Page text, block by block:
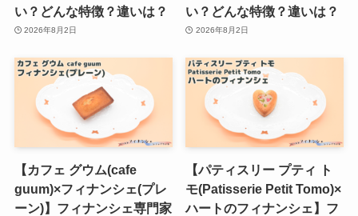
い？どんな特徴？違いは？
2026年8月2日
い？どんな特徴？違いは？
2026年8月2日
【カフェ グウム(cafe
guum)×フィナンシェ(プレ
ーン)】フィナンシェ専門家
【パティスリー プティ ト
モ(Patisserie Petit Tomo)×
ハートのフィナンシェ】フ